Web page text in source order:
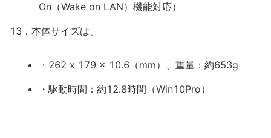
On（Wake on LAN）機能対応）
13．本体サイズは、
・262 x 179 x 10.6（mm）、重量：約653g
・駆動時間：約12.8時間（Win10Pro）